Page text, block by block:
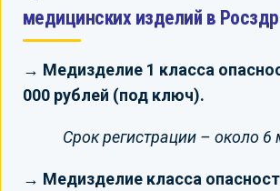
медицинских изделий в
→ Медизделие 1 класса
000 рублей (под ключ).
Срок регистрации – около 6
→ Медизделие класса